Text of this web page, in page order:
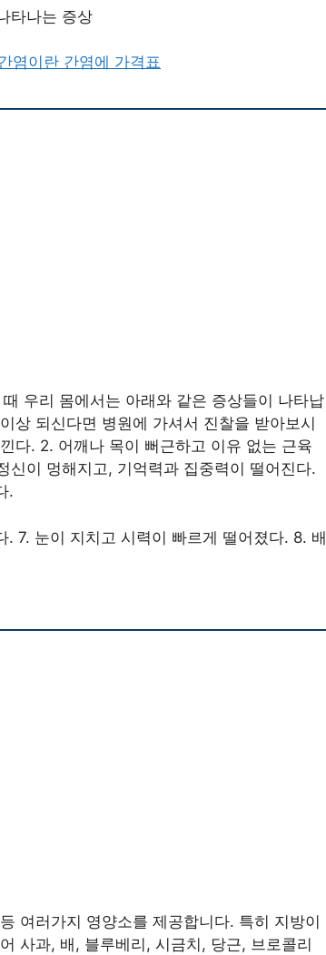
타나는 증상
염이란 간염에 가격표
우리 몸에서는 아래와 같은 증상들이 나타납
상 되신다면 병원에 가셔서 진찰을 받아보시
다. 2. 어깨나 목이 뻐근하고 이유 없는 근육
이 멍해지고, 기억력과 집중력이 떨어진다.
.
7. 눈이 지치고 시력이 빠르게 떨어졌다. 8. 배
여러가지 영양소를 제공합니다. 특히 지방이
사과, 배, 블루베리, 시금치, 당근, 브로콜리